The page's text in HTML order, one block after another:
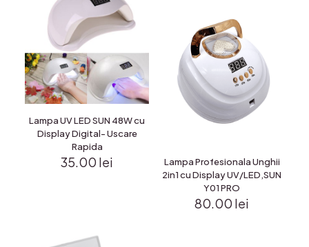
Lampa UV LED SUN 48W cu
Display Digital- Uscare
Rapida
35.00 lei
Lampa Profesionala Unghii
2in1 cu Display UV/LED,SUN
Y01 PRO
80.00 lei